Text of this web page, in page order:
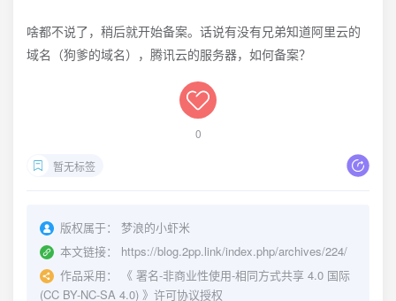
啥都不说了，稍后就开始备案。话说有没有兄弟知道阿里云的
域名（狗爹的域名），腾讯云的服务器，如何备案？
0
暂无标签
版权属于：
梦浪的小虾米
本文链接：
https://blog.2pp.link/index.php/archives/224/
作品采用：
《 署名-非商业性使用-相同方式共享 4.0 国际
(CC BY-NC-SA 4.0) 》许可协议授权